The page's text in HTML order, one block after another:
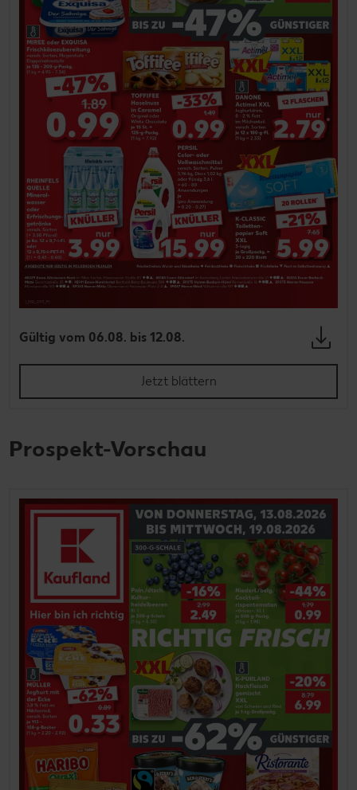
Gültig vom 06.08. bis 12.08.
Jetzt blättern
Prospekt-Vorschau